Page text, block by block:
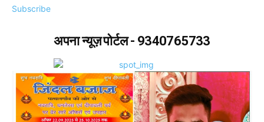
Subscribe
अपना न्यूज़ पोर्टल - 9340765733